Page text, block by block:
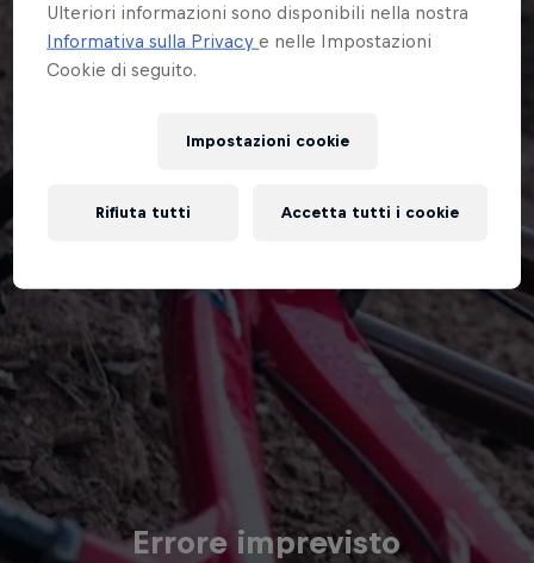
Errore imprevisto
Ulteriori informazioni sono disponibili nella nostra
Informativa sulla Privacye nelle Impostazioni
Cookie di seguito.
Impostazioni cookie
Rifiuta tutti Accetta tutti i cookie